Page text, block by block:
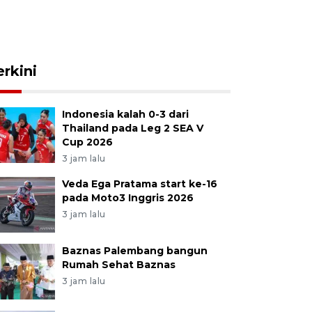
Indonesia kalah 0-3 dari
Thailand pada Leg 2 SEA V
Cup 2026
3 jam lalu
Veda Ega Pratama start ke-16
pada Moto3 Inggris 2026
3 jam lalu
Baznas Palembang bangun
Rumah Sehat Baznas
3 jam lalu